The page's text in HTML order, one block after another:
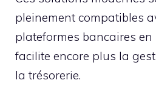
pleinement compatibles
plateformes bancaires en
facilite encore plus la
la trésorerie.